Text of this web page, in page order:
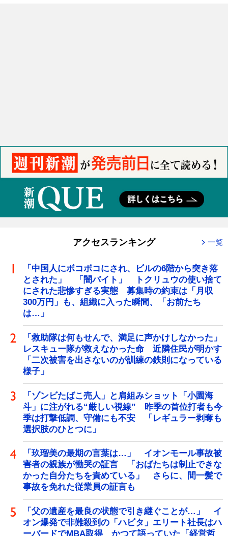
アクセスランキング 一覧
「中国人にボコボコにされ、ビルの6階から突き落
とされた」 「闇バイト」 トクリュウの使い捨て
にされた悲惨すぎる実態 募集時の約束は「月収
300万円」も、組織に入った瞬間、「お前たち
は…」
「救助隊は何もせんで、満足に声かけしなかった」
レスキュー隊が救えなかった命 近隣住民が明かす
「二次被害を出さないのが訓練の鉄則になっている
様子」
「ゾンビたばこ売人」と肩組みショット「小園海
斗」に注がれる“厳しい視線” 昨季の首位打者も今
季は打撃低調、守備にも不安 「レギュラー剥奪も
選択肢のひとつに」
「玖瑠美の最期の言葉は…」 イオンモール事故被
害者の親族が慟哭の証言 「おばたちは制止できな
かった自分たちを責めている」 さらに、間一髪で
事故を免れた従業員の証言も
「父の遺産を最良の状態で引き継ぐことが…」 イ
オン爆発で非難殺到の「ハビタ」エリート社長はハ
ーバードでMBA取得 かつて語っていた「経営哲